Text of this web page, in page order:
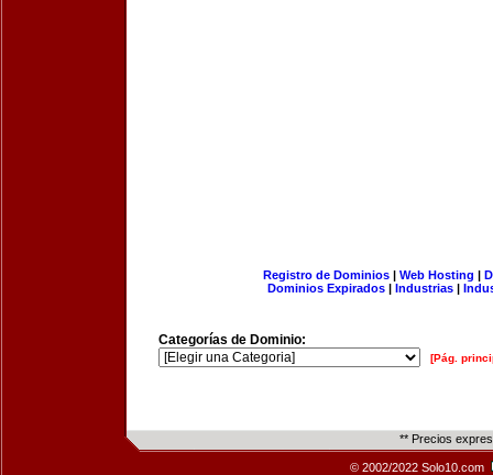
Registro de Dominios| Web Hosting |
Dominios Expirados | Industrias |
Categorías de Dominio:
[Pág.
** Precios
© 2002/2022 Solo10.com